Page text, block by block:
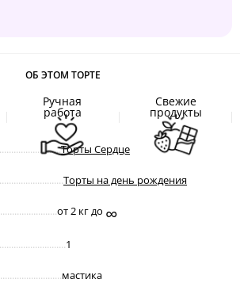
ОБ ЭТОМ ТОРТЕ
Ручная
работа
Свежие
продукты
Торты Сердце
Торты на день рождения
от 2 кг до ∞
1
мастика